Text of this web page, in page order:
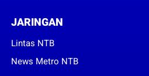
JARINGAN
Lintas NTB
News Metro NTB